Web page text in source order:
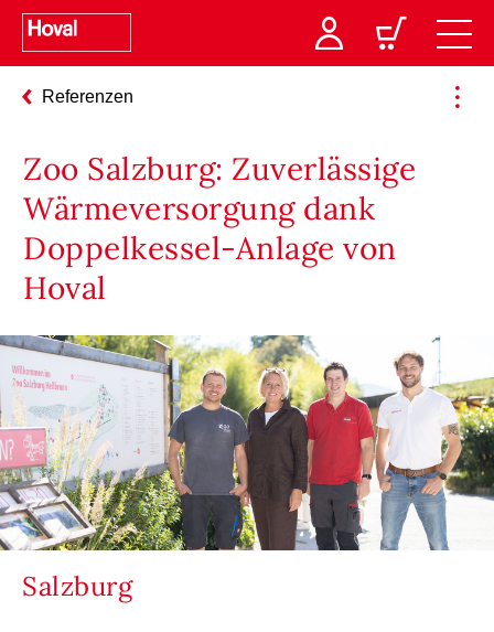
Referenzen
Zoo Salzburg: Zuverlässige
Wärmeversorgung dank
Doppelkessel-Anlage von
Hoval
Salzburg